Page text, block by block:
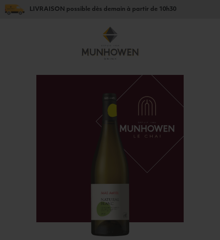
LIVRAISON possible dès demain à partir de 10h30